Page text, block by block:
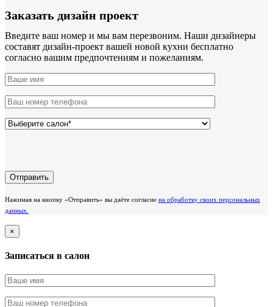
Заказать дизайн проект
Введите ваш номер и мы вам перезвоним. Наши дизайнеры
составят дизайн-проект вашей новой кухни бесплатно
согласно вашим предпочтениям и пожеланиям.
Нажимая на кнопку «Отправить» вы даёте согласие на обработку своих персональных
данных.
×
Записаться в салон